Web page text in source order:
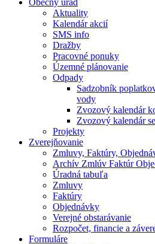
Obecný úrad
Aktuality
Kalendár akcií
SMS info
Dražby
Pracovné ponuky
Územné plánovanie
Odpady
Sadzobník
vody
Zvozový kalendár
Zvozový kalendár
Projekty
Zverejňovanie
Zmluvy, Faktúry,
Archív Zmlúv Faktúr
Úradná tabuľa
Zmluvy
Faktúry
Objednávky
Verejné obstarávanie
Rozpočet, financie a
Formuláre